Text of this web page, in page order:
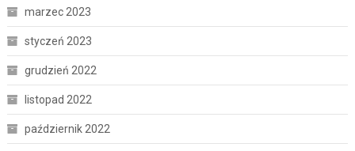
marzec 2023
styczeń 2023
grudzień 2022
listopad 2022
październik 2022